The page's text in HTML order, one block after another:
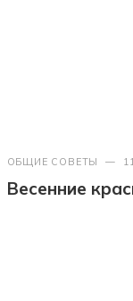
ОБЩИЕ СОВЕТЫ —
Весенние